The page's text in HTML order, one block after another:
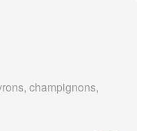
champignons,